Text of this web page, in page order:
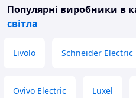
Популярні виробники в
світла
Livolo Schneider Electric
Ovivo Electric Luxel